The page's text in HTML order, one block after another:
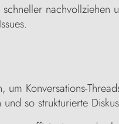
schneller
Konversations-
so strukturierte